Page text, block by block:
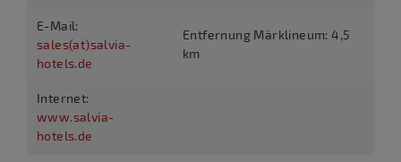
E-Mail:
sales(at)salvia-
hotels.de
Entfernung Märklineum: 4,5
km
Internet:
www.salvia-
hotels.de